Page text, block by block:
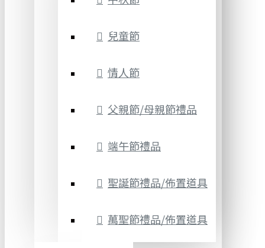
兒童節
情人節
父親節/母親節禮品
端午節禮品
聖誕節禮品/佈置道具
萬聖節禮品/佈置道具